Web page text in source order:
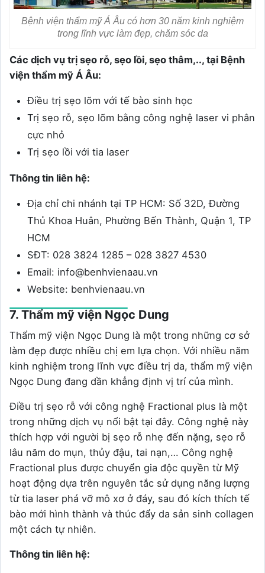
Bệnh viện thẩm mỹ Á Âu có hơn 30 năm kinh nghiệm
trong lĩnh vực làm đẹp, chăm sóc da
Các dịch vụ trị sẹo rỗ, sẹo lồi, sẹo thâm,.., tại Bệnh
viện thẩm mỹ Á Âu:
Điều trị sẹo lõm với tế bào sinh học
Trị sẹo rỗ, sẹo lõm bằng công nghệ laser vi phân
cực nhỏ
Trị sẹo lồi với tia laser
Thông tin liên hệ:
Địa chỉ chi nhánh tại TP HCM: Số 32D, Đường
Thủ Khoa Huân, Phường Bến Thành, Quận 1, TP
HCM
SĐT: 028 3824 1285 – 028 3827 4530
Email: info@benhvienaau.vn
Website: benhvienaau.vn
7. Thẩm mỹ viện Ngọc Dung
Thẩm mỹ viện Ngọc Dung là một trong những cơ sở
làm đẹp được nhiều chị em lựa chọn. Với nhiều năm
kinh nghiệm trong lĩnh vực điều trị da, thẩm mỹ viện
Ngọc Dung đang dần khẳng định vị trí của mình.
Điều trị sẹo rỗ với công nghệ Fractional plus là một
trong những dịch vụ nổi bật tại đây. Công nghệ này
thích hợp với người bị sẹo rỗ nhẹ đến nặng, sẹo rỗ
lâu năm do mụn, thủy đậu, tai nạn,… Công nghệ
Fractional plus được chuyển gia độc quyền từ Mỹ
hoạt động dựa trên nguyên tắc sử dụng năng lượng
từ tia laser phá vỡ mô xơ ở đáy, sau đó kích thích tế
bào mới hình thành và thúc đẩy da sản sinh collagen
một cách tự nhiên.
Thông tin liên hệ: